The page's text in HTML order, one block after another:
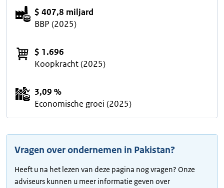
$ 407,8 miljard
BBP (2025)
$ 1.696
Koopkracht (2025)
3,09 %
Economische groei (2025)
Vragen over ondernemen in Pakistan?
Heeft u na het lezen van deze pagina nog vragen? Onze
adviseurs kunnen u meer informatie geven over